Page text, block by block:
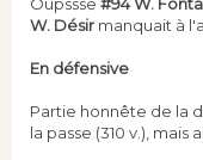
Oupssse #94 W.
W. Désir manquait à
En défensive
Partie honnête de la
la passe (310 v.), mais